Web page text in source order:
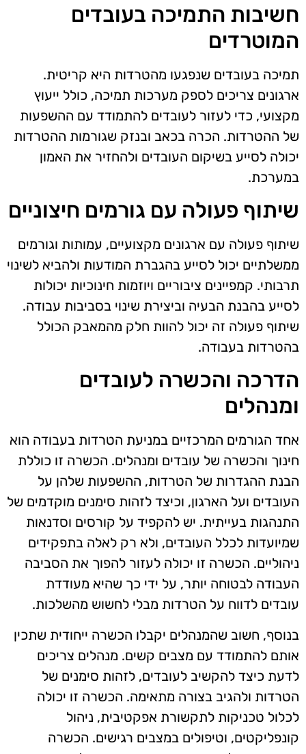
חשיבות התמיכה בעובדים
המוטרדים
תמיכה בעובדים שנפגעו מהטרדות היא קריטית.
ארגונים צריכים לספק מערכות תמיכה, כולל ייעוץ
מקצועי, כדי לעזור לעובדים להתמודד עם ההשפעות
של ההטרדות. הכרה בכאב ובנזק שגורמות ההטרדות
יכולה לסייע בשיקום העובדים ולהחזיר את האמון
במערכת.
שיתוף פעולה עם גורמים חיצוניים
שיתוף פעולה עם ארגונים מקצועיים, עמותות וגורמים
ממשלתיים יכול לסייע בהגברת המודעות ולהביא לשינוי
תרבותי. קמפיינים ציבוריים ויוזמות חינוכיות יכולות
לסייע בהבנת הבעיה וביצירת שינוי בסביבות עבודה.
שיתוף פעולה זה יכול להוות חלק מהמאבק הכולל
בהטרדות בעבודה.
הדרכה והכשרה לעובדים
ומנהלים
אחד הגורמים המרכזיים במניעת הטרדות בעבודה הוא
חינוך והכשרה של עובדים ומנהלים. הכשרה זו כוללת
הבנת ההגדרות של הטרדות, ההשפעות שלהן על
העובדים ועל הארגון, וכיצד לזהות סימנים מוקדמים של
התנהגות בעייתית. יש להקפיד על קורסים וסדנאות
שמיועדות לכלל העובדים, ולא רק לאלה בתפקידים
ניהוליים. הכשרה זו יכולה לעזור להפוך את הסביבה
העבודה לבטוחה יותר, על ידי כך שהיא מעודדת
עובדים לדווח על הטרדות מבלי לחשוש מהשלכות.
בנוסף, חשוב שהמנהלים יקבלו הכשרה ייחודית שתכין
אותם להתמודד עם מצבים קשים. מנהלים צריכים
לדעת כיצד להקשיב לעובדים, לזהות סימנים של
הטרדות ולהגיב בצורה מתאימה. הכשרה זו יכולה
לכלול טכניקות לתקשורת אפקטיבית, ניהול
קונפליקטים, וטיפולים במצבים רגישים. הכשרה